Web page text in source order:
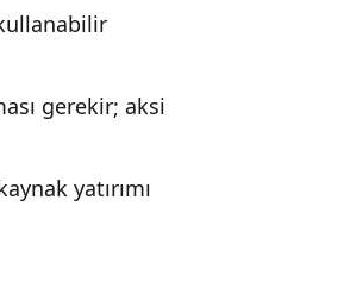
gerekir; aksi
yatırımı